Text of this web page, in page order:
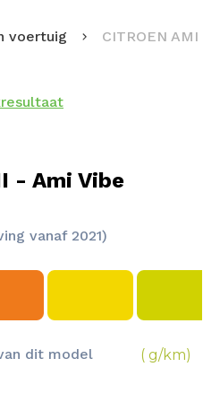
voertuig CITROEN AMI
- Ami Vibe
vanaf 2021)
dit model ( g/km)